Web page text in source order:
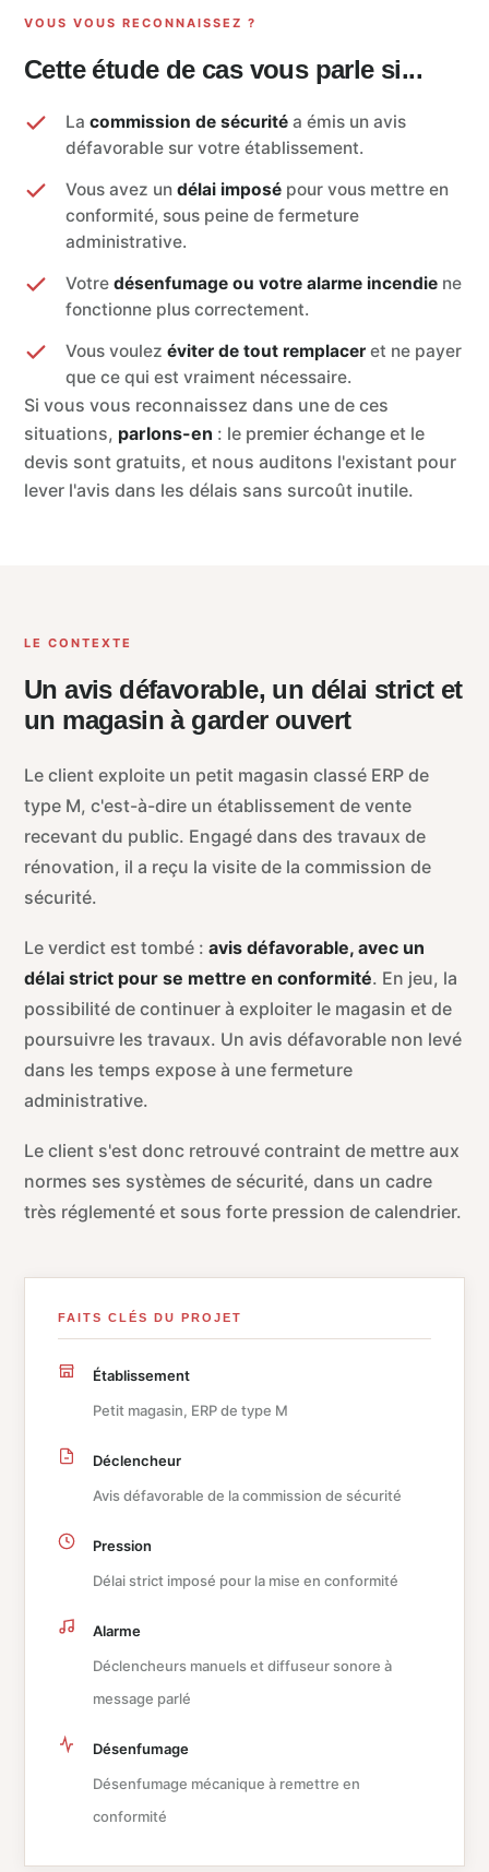
VOUS VOUS RECONNAISSEZ ?
Cette étude de cas vous parle si...
La commission de sécurité a émis un avis
défavorable sur votre établissement.
Vous avez un délai imposé pour vous mettre en
conformité, sous peine de fermeture
administrative.
Votre désenfumage ou votre alarme incendie ne
fonctionne plus correctement.
Vous voulez éviter de tout remplacer et ne payer
que ce qui est vraiment nécessaire.
Si vous vous reconnaissez dans une de ces
situations, parlons-en : le premier échange et le
devis sont gratuits, et nous auditons l'existant pour
lever l'avis dans les délais sans surcoût inutile.
LE CONTEXTE
Un avis défavorable, un délai strict et
un magasin à garder ouvert
Le client exploite un petit magasin classé ERP de
type M, c'est-à-dire un établissement de vente
recevant du public. Engagé dans des travaux de
rénovation, il a reçu la visite de la commission de
sécurité.
Le verdict est tombé : avis défavorable, avec un
délai strict pour se mettre en conformité. En jeu, la
possibilité de continuer à exploiter le magasin et de
poursuivre les travaux. Un avis défavorable non levé
dans les temps expose à une fermeture
administrative.
Le client s'est donc retrouvé contraint de mettre aux
normes ses systèmes de sécurité, dans un cadre
très réglementé et sous forte pression de calendrier.
FAITS CLÉS DU PROJET
Établissement
Petit magasin, ERP de type M
Déclencheur
Avis défavorable de la commission de sécurité
Pression
Délai strict imposé pour la mise en conformité
Alarme
Déclencheurs manuels et diffuseur sonore à
message parlé
Désenfumage
Désenfumage mécanique à remettre en
conformité